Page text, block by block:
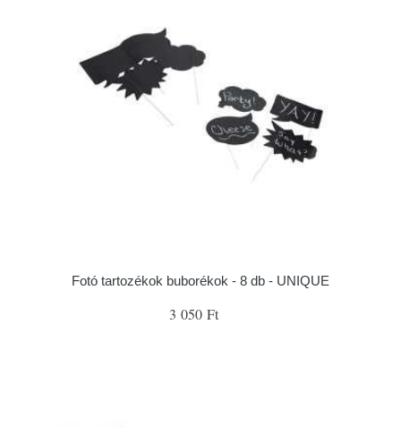
Fotó tartozékok buborékok - 8 db - UNIQUE
3 050 Ft